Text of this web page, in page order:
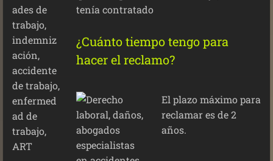
tenía contratado
¿Cuánto tiempo tengo para
hacer el reclamo?
El plazo máximo para
reclamar es de 2
años.